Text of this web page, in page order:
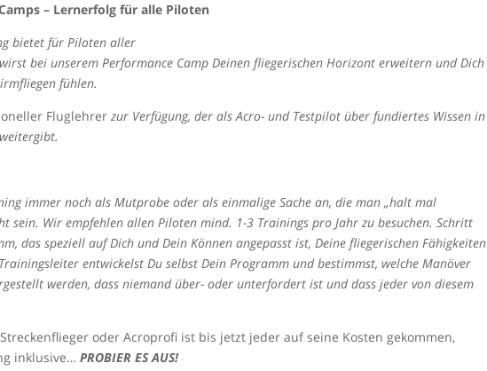
– Lernerfolg für alle Piloten
bietet für Piloten aller
bei unserem Performance Camp Deinen fliegerischen Horizont erweitern und Dich
fühlen.
Fluglehrerzur Verfügung, der als Acro- und Testpilot über fundiertes Wissen in
immer noch als Mutprobe oder als einmalige Sache an, die man „halt mal
sein. Wir empfehlen allen Piloten mind. 1-3 Trainings pro Jahr zu besuchen. Schritt
das speziell auf Dich und Dein Können angepasst ist, Deine fliegerischen Fähigkeiten
entwickelst Du selbst Dein Programm und bestimmst, welche Manöver
werden, dass niemand über- oder unterfordert ist und dass jeder von diesem
oder Acroprofi ist bis jetzt jeder auf seine Kosten gekommen,
inklusive…PROBIER ES AUS!